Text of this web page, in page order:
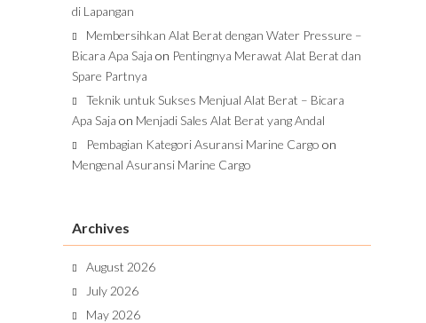
di Lapangan
Membersihkan Alat Berat dengan Water Pressure –
Bicara Apa Saja on Pentingnya Merawat Alat Berat dan
Spare Partnya
Teknik untuk Sukses Menjual Alat Berat – Bicara
Apa Saja on Menjadi Sales Alat Berat yang Andal
Pembagian Kategori Asuransi Marine Cargo on
Mengenal Asuransi Marine Cargo
Archives
August 2026
July 2026
May 2026